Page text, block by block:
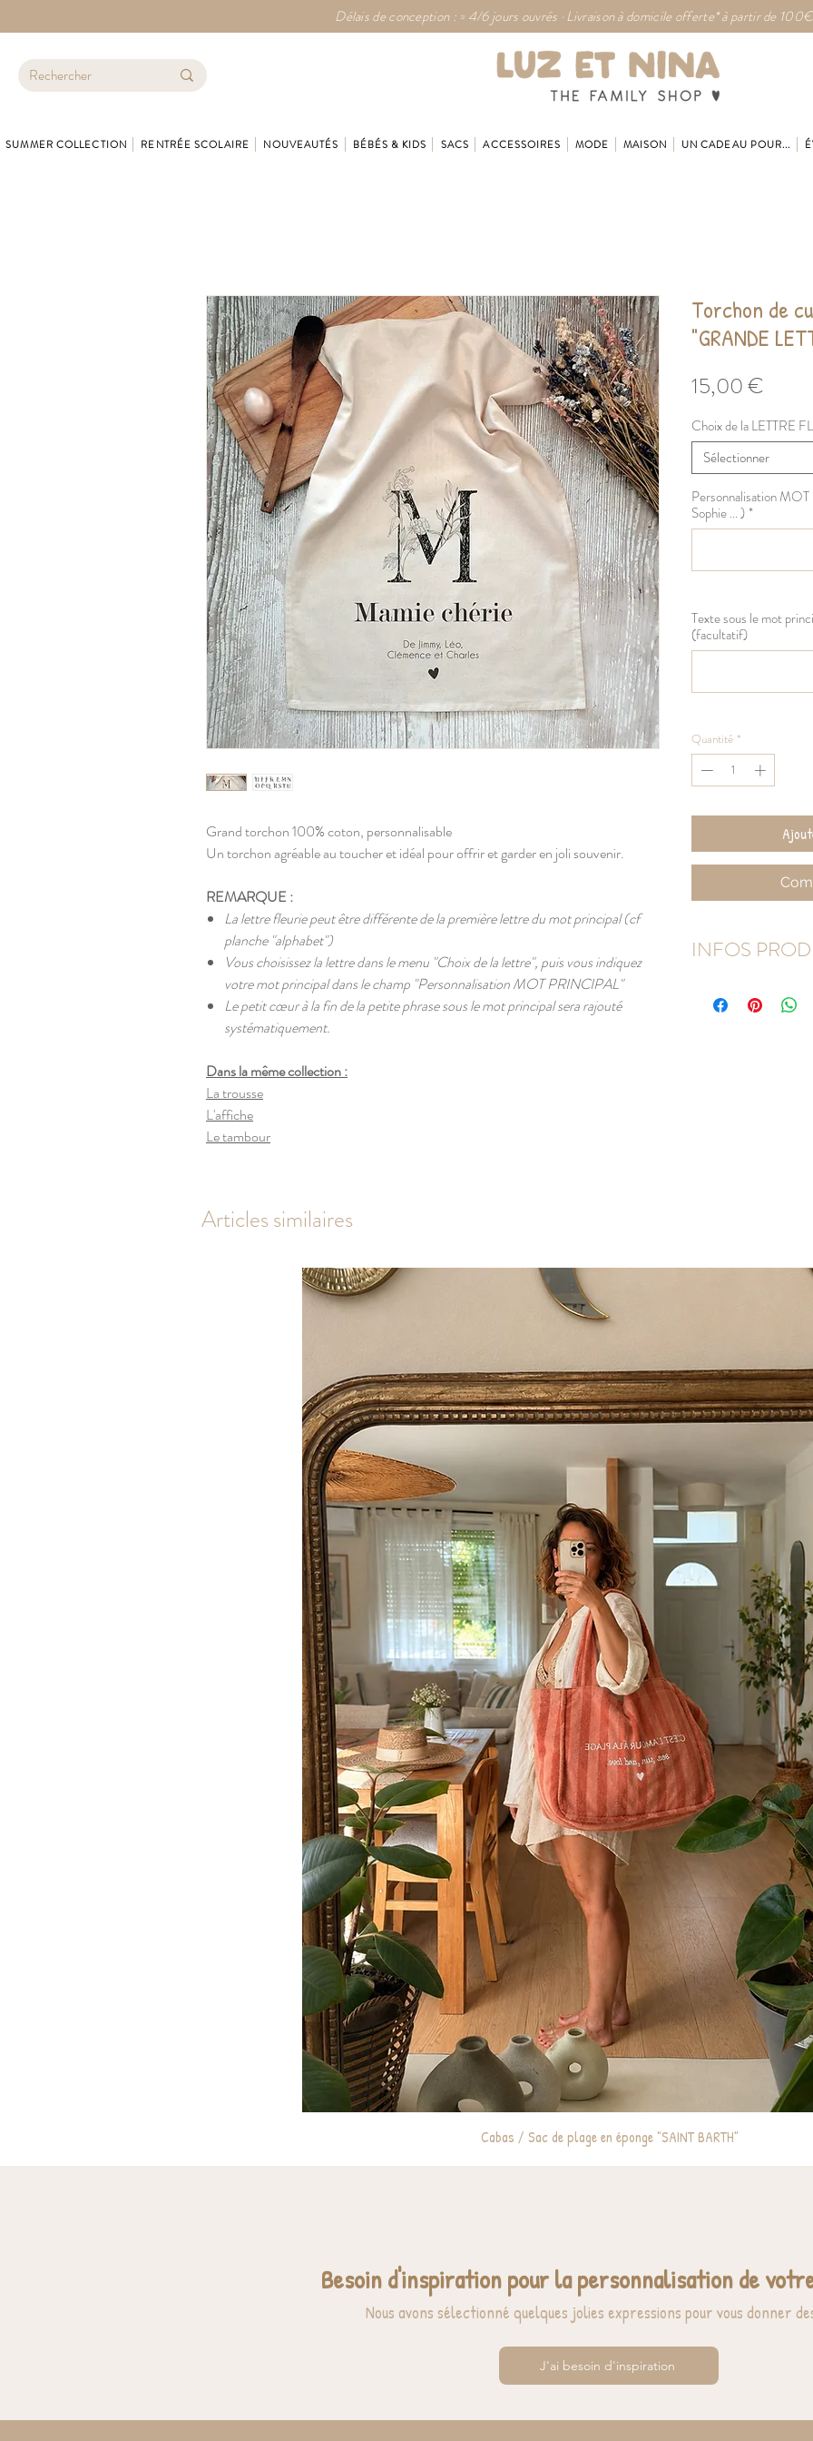
Délais de conception : ≈ 4/6 jours ouvrés · Livraison à domicile offerte* à partir de
SUMMER COLLECTION RENTRÉE SCOLAIRE NOUVEAUTÉS BÉBÉS & KIDS SACS ACCESSOIRES MODE MAISON UN CADEAU POUR...
Grand torchon 100% coton, personnalisable
Un torchon agréable au toucher et idéal pour offrir et garder en joli souvenir.
REMARQUE :
La lettre fleurie peut être différente de la première lettre du mot principal (cf
planche "alphabet")
Vous choisissez la lettre dans le menu "Choix de la lettre", puis vous indiquez
votre mot principal dans le champ "Personnalisation MOT PRINCIPAL"
Le petit cœur à la fin de la petite phrase sous le mot principal sera rajouté
systématiquement.
Dans la même collection :
La trousse
L'affiche
Le tambour
Torchon de
"GRANDE
15,00 €
Choix de la LETTRE
Sélectionner
Personnalisation
Sophie ... )*
Texte sous le mot
(facultatif)
Quantité *
INFOS
Couleur : écru
Articles similaires
Cabas / Sac de plage en éponge "SAINT BARTH"
Besoin d'inspiration pour la personnalisation de
Nous avons sélectionné quelques jolies expressions pour vous donner
J'ai besoin d'inspiration